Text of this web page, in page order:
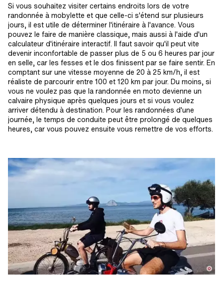
Si vous souhaitez visiter certains endroits lors de votre
randonnée à mobylette et que celle-ci s'étend sur plusieurs
jours, il est utile de déterminer l'itinéraire à l'avance. Vous
pouvez le faire de manière classique, mais aussi à l'aide d'un
calculateur d'itinéraire interactif. Il faut savoir qu'il peut vite
devenir inconfortable de passer plus de 5 ou 6 heures par jour
en selle, car les fesses et le dos finissent par se faire sentir. En
comptant sur une vitesse moyenne de 20 à 25 km/h, il est
réaliste de parcourir entre 100 et 120 km par jour. Du moins, si
vous ne voulez pas que la randonnée en moto devienne un
calvaire physique après quelques jours et si vous voulez
arriver détendu à destination. Pour les randonnées d'une
journée, le temps de conduite peut être prolongé de quelques
heures, car vous pouvez ensuite vous remettre de vos efforts.